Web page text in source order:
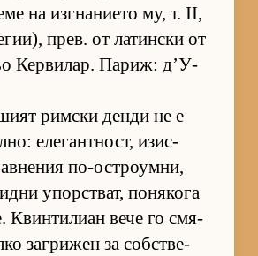
на из­г­на­ни­ето му, т. II,
прев. от ла­тин­ски от
Кер­ви­лар. Па­риж: д’У­
рим­ски денди не е
еле­ган­т­ност, изис­
по-ос­т­ро­ум­ни,
упор­с­т­ват, по­ня­кога
Квин­ти­лиан вече го смя­
заг­ри­жен за соб­с­т­ве­